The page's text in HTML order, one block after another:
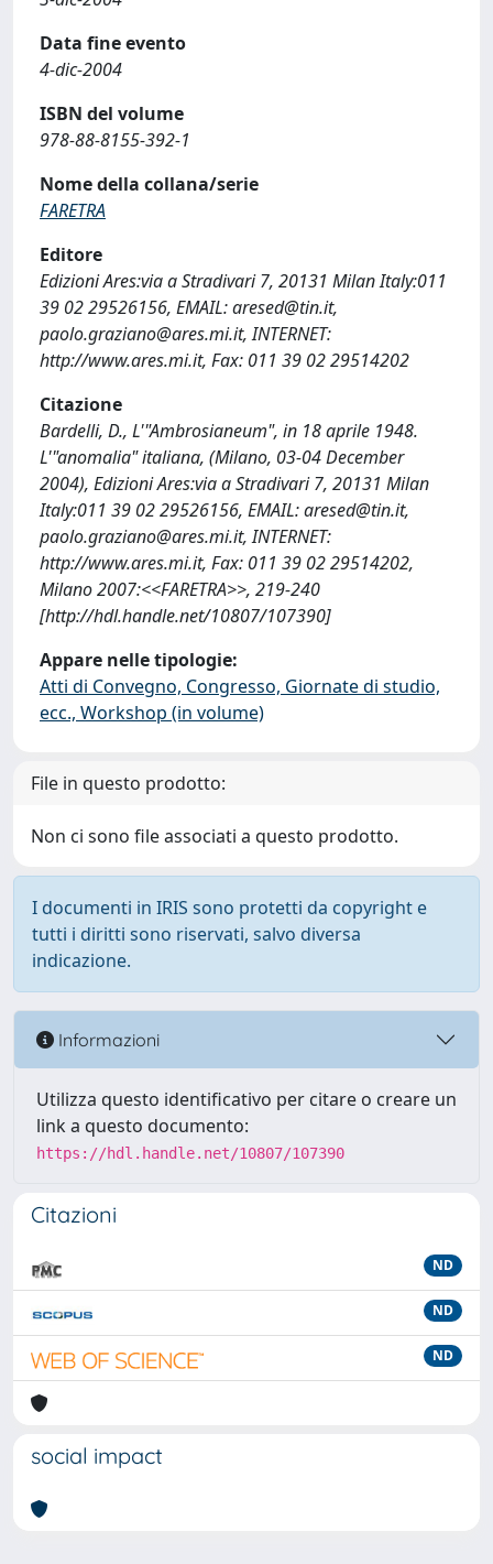
Data fine evento
4-dic-2004
ISBN del volume
978-88-8155-392-1
Nome della collana/serie
FARETRA
Editore
Edizioni Ares:via a Stradivari 7, 20131 Milan Italy:011
39 02 29526156, EMAIL:aresed@tin.it,
paolo.graziano@ares.mi.it, INTERNET:
http://www.ares.mi.it, Fax: 011 39 02 29514202
Citazione
Bardelli, D., L'"Ambrosianeum", in 18 aprile 1948.
L'"anomalia" italiana, (Milano, 03-04 December
2004), Edizioni Ares:via a Stradivari 7, 20131 Milan
Italy:011 39 02 29526156, EMAIL:aresed@tin.it,
paolo.graziano@ares.mi.it, INTERNET:
http://www.ares.mi.it, Fax: 011 39 02 29514202,
Milano 2007:<<FARETRA>>, 219-240
[http://hdl.handle.net/10807/107390]
Appare nelle tipologie:
Atti di Convegno, Congresso, Giornate di studio,
ecc., Workshop (in volume)
File in questo prodotto:
Non ci sono file associati a questo prodotto.
I documenti in IRIS sono protetti da copyright e
tutti i diritti sono riservati, salvo diversa
indicazione.
Informazioni
Utilizza questo identificativo per citare o creare un
link a questo documento:
https://hdl.handle.net/10807/107390
Citazioni
ND
ND
ND
social impact